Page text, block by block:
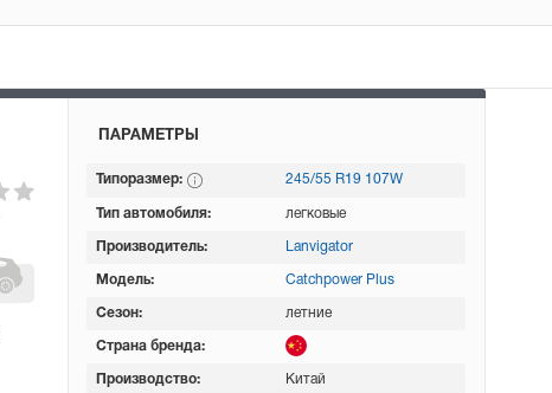
ПАРАМЕТРЫ
Типоразмер: 245/55 R19 107W
Тип автомобиля: легковые
Производитель: Lanvigator
Модель: Catchpower Plus
Сезон: летние
Страна бренда:
Производство: Китай